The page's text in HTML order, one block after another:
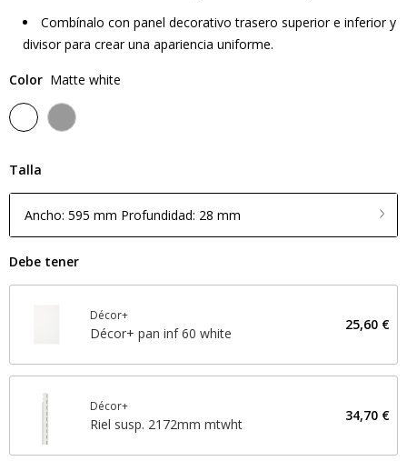
Combínalo con panel decorativo trasero superior e inferior y
divisor para crear una apariencia uniforme.
Color Matte white
Talla
Ancho: 595 mm Profundidad: 28 mm
Debe tener
Décor+
Décor+ pan inf 60 white
25,60 €
Décor+
Riel susp. 2172mm mtwht
34,70 €